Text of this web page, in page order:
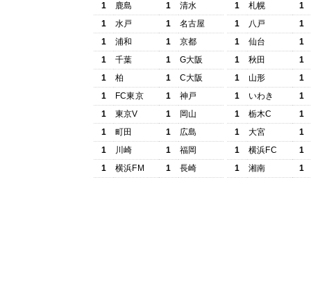
1 鹿島 1
清水
1
水戸 1
名古屋
1
浦和 1
京都
1
千葉 1
G大阪
1
柏 1
C大阪
1
FC東京 1
神戸
1
東京V 1
岡山
1
町田 1
広島
1
川崎 1
福岡
1
横浜FM 1 長崎
1 札幌
1
1
八戸
1
1
仙台
1
1
秋田
1
1
山形
1
1
いわき
1
1
栃木C
1
1
大宮
1
1
横浜FC
1
1
湘南 1